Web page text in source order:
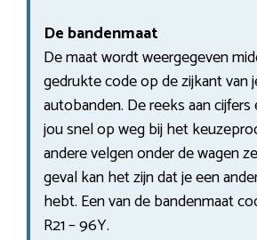
De bandenmaat
De maat wordt weergegeven
gedrukte code op de zijkant van
autobanden. De reeks aan
jou snel op weg bij het
andere velgen onder de wagen
geval kan het zijn dat je een
hebt. Een van de bandenmaat
R21 – 96Y.